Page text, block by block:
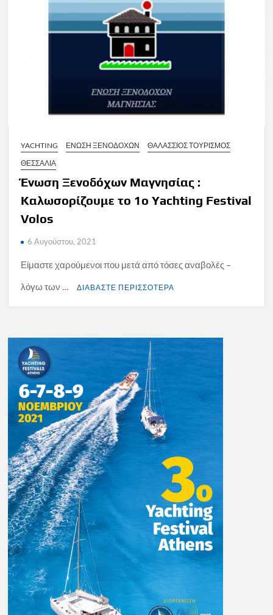
YACHTING ΕΝΩΣΗ ΞΕΝΟΔΟΧΩΝ
ΘΑΛΑΣΣΙΟΣ ΤΟΥΡΙΣΜΟΣ
ΘΕΣΣΑΛΙΑ
Ένωση Ξενοδόχων Μαγνησίας :
Καλωσορίζουμε το 1ο Yachting Festival
Volos
6 Αυγούστου, 2021
Είμαστε χαρούμενοι που μετά από τόσες αναβολές –
λόγω των …
ΔΙΑΒΑΣΤΕ ΠΕΡΙΣΣΟΤΕΡΑ